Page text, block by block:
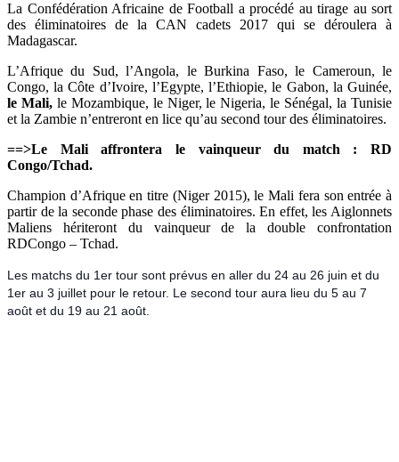
La Confédération Africaine de Football a procédé au tirage au sort
des éliminatoires de la CAN cadets 2017 qui se déroulera à
Madagascar.
L’Afrique du Sud, l’Angola, le Burkina Faso, le Cameroun, le
Congo, la Côte d’Ivoire, l’Egypte, l’Ethiopie, le Gabon, la Guinée,
le Mali,le Mozambique, le Niger, le Nigeria, le Sénégal, la Tunisie
et la Zambie n’entreront en lice qu’au second tour des éliminatoires.
==>Le Mali affrontera le vainqueur du match : RD
Congo/Tchad.
Champion d’Afrique en titre (Niger 2015), le Mali fera son entrée à
partir de la seconde phase des éliminatoires. En effet, les Aiglonnets
Maliens hériteront du vainqueur de la double confrontation
RDCongo – Tchad.
Les matchs du 1er tour sont prévus en aller du 24 au 26 juin et du
1er au 3 juillet pour le retour. Le second tour aura lieu du 5 au 7
août et du 19 au 21 août.